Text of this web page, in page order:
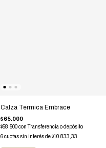
Calza Termica Embrace
$65.000
$58.500con
Transferencia o depósito
6 cuotas sin interés de$10.833,33